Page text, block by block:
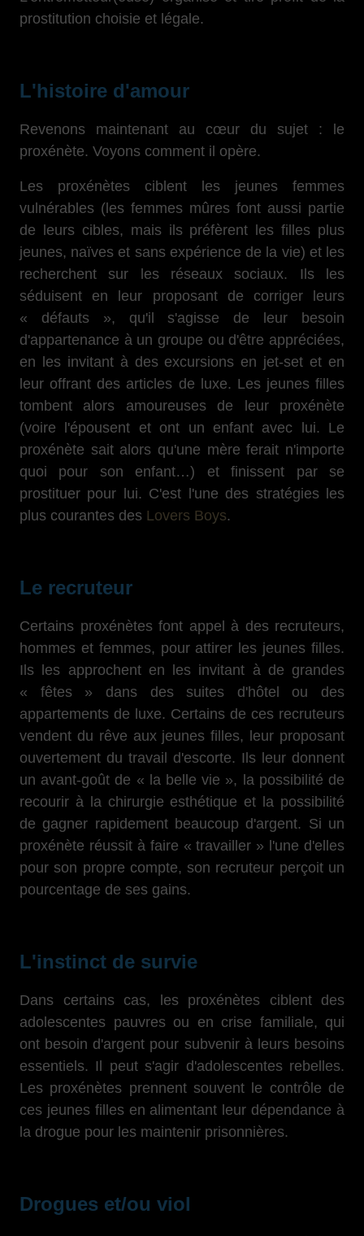
prostitution choisie et légale.
L'histoire d'amour
Revenons maintenant au cœur du sujet : le
proxénète. Voyons comment il opère.
Les proxénètes ciblent les jeunes femmes
vulnérables (les femmes mûres font aussi partie
de leurs cibles, mais ils préfèrent les filles plus
jeunes, naïves et sans expérience de la vie) et les
recherchent sur les réseaux sociaux. Ils les
séduisent en leur proposant de corriger leurs
« défauts », qu'il s'agisse de leur besoin
d'appartenance à un groupe ou d'être appréciées,
en les invitant à des excursions en jet-set et en
leur offrant des articles de luxe. Les jeunes filles
tombent alors amoureuses de leur proxénète
(voire l'épousent et ont un enfant avec lui. Le
proxénète sait alors qu'une mère ferait n'importe
quoi pour son enfant…) et finissent par se
prostituer pour lui. C'est l'une des stratégies les
plus courantes des Lovers Boys.
Le recruteur
Certains proxénètes font appel à des recruteurs,
hommes et femmes, pour attirer les jeunes filles.
Ils les approchent en les invitant à de grandes
« fêtes » dans des suites d'hôtel ou des
appartements de luxe. Certains de ces recruteurs
vendent du rêve aux jeunes filles, leur proposant
ouvertement du travail d'escorte. Ils leur donnent
un avant-goût de « la belle vie », la possibilité de
recourir à la chirurgie esthétique et la possibilité
de gagner rapidement beaucoup d'argent. Si un
proxénète réussit à faire « travailler » l'une d'elles
pour son propre compte, son recruteur perçoit un
pourcentage de ses gains.
L'instinct de survie
Dans certains cas, les proxénètes ciblent des
adolescentes pauvres ou en crise familiale, qui
ont besoin d'argent pour subvenir à leurs besoins
essentiels. Il peut s'agir d'adolescentes rebelles.
Les proxénètes prennent souvent le contrôle de
ces jeunes filles en alimentant leur dépendance à
la drogue pour les maintenir prisonnières.
Drogues et/ou viol